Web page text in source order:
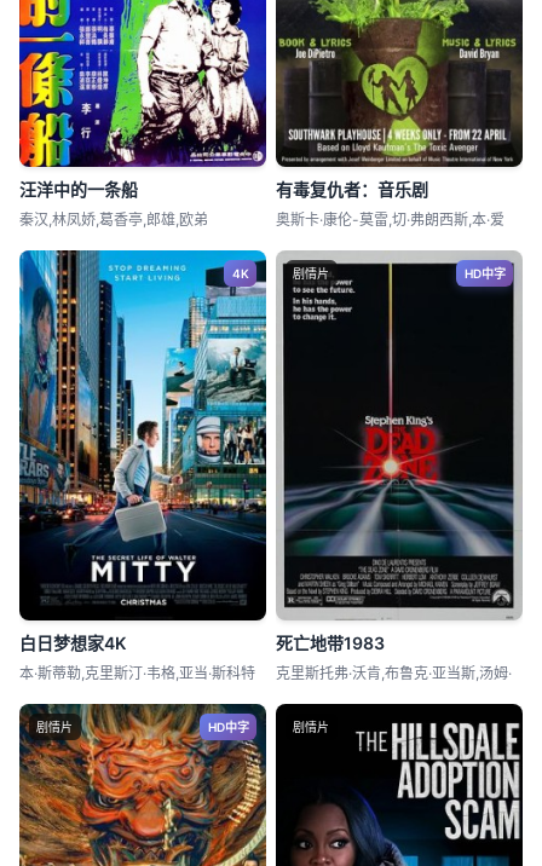
汪洋中的一条船
秦汉,林凤娇,葛香亭,郎雄,欧弟
有毒复仇者：音乐剧
奥斯卡·康伦-莫雷,切·弗朗西斯,本·爱
4K
白日梦想家4K
本·斯蒂勒,克里斯汀·韦格,亚当·斯科特
剧情片 HD中字
死亡地带1983
克里斯托弗·沃肯,布鲁克·亚当斯,汤姆·
剧情片 HD中字 剧情片